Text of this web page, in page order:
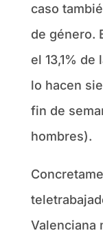
caso
de género.
el 13,1%
lo hacen
fin de
hombres).
Valenciana